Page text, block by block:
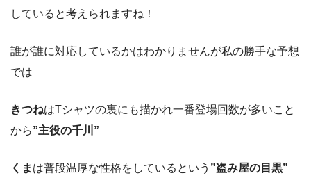
していると考えられますね！
誰が誰に対応しているかはわかりませんが私の勝手な予想
では
きつねはTシャツの裏にも描かれ一番登場回数が多いこと
から”主役の千川”
くま は普段温厚な性格をしているという ”盗み屋の目黒”